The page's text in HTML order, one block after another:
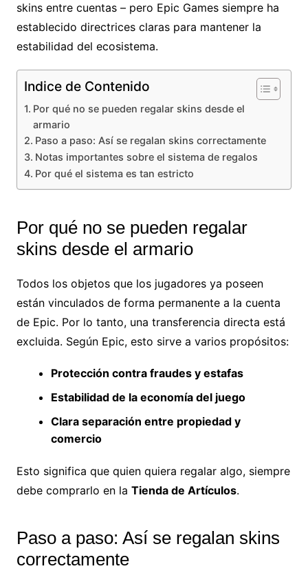
skins entre cuentas – pero Epic Games siempre ha
establecido directrices claras para mantener la
estabilidad del ecosistema.
Indice de Contenido
Por qué no se pueden regalar skins desde el
armario
Paso a paso: Así se regalan skins correctamente
Notas importantes sobre el sistema de regalos
Por qué el sistema es tan estricto
Por qué no se pueden regalar
skins desde el armario
Todos los objetos que los jugadores ya poseen
están vinculados de forma permanente a la cuenta
de Epic. Por lo tanto, una transferencia directa está
excluida. Según Epic, esto sirve a varios propósitos:
Protección contra fraudes y estafas
Estabilidad de la economía del juego
Clara separación entre propiedad y
comercio
Esto significa que quien quiera regalar algo, siempre
debe comprarlo en la Tienda de Artículos.
Paso a paso: Así se regalan skins
correctamente